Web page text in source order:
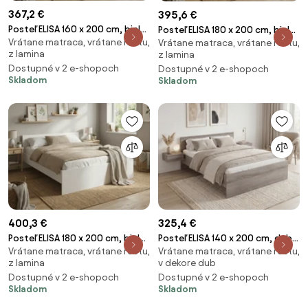
367,2 €
Posteľ ELISA 160 x 200 cm, biela
Rošt: S latkovým roštom,
Matrac: Matrac SOMMERA 18
cm
Vrátane matraca, vrátane roštu,
z lamina
Dostupné v 2 e-shopoch
Skladom
395,6 €
Posteľ ELISA 180 x 200 cm, biela
Rošt: S lamelovým roštom,
Matrac: Matrac SOMMERA 18
cm
Vrátane matraca, vrátane roštu,
z lamina
Dostupné v 2 e-shopoch
Skladom
400,3 €
Posteľ ELISA 180 x 200 cm, biela
Rošt: S latkovým roštom,
Matrac: Matrac SOMMERA 18
cm
Vrátane matraca, vrátane roštu,
z lamina
Dostupné v 2 e-shopoch
Skladom
325,4 €
Posteľ ELISA 140 x 200 cm, dub
lanýž Rošt: S lamelovým
roštom, Matrac: Matrac
SOMMERA 18 cm
Vrátane matraca, vrátane roštu,
v dekore dub
Dostupné v 2 e-shopoch
Skladom